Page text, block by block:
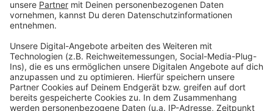
Täter 2: ca. 20 bis 25 Jahre alt, ca. 175 cm groß, breite
südosteuropäischer Typ
Anzeige